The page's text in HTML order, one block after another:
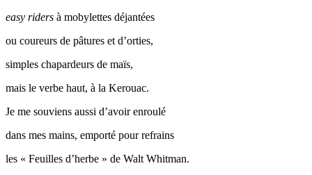
easy riders à mobylettes déjantées
ou coureurs de pâtures et d’orties,
simples chapardeurs de maïs,
mais le verbe haut, à la Kerouac.
Je me souviens aussi d’avoir enroulé
dans mes mains, emporté pour refrains
les « Feuilles d’herbe » de Walt Whitman.